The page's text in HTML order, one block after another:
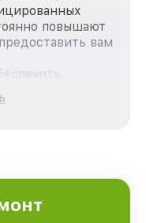
повышают
вам
для
Infratech,
уровень
клиентов.